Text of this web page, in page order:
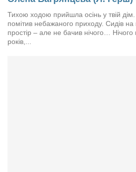
Тихою ходою прийшла осінь у твій
помітив небажаного приходу. Сидів на
простір – але не бачив нічого…
років,...